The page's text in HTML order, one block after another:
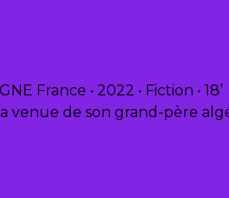
France • 2022 • Fiction •
venue de son grand-père